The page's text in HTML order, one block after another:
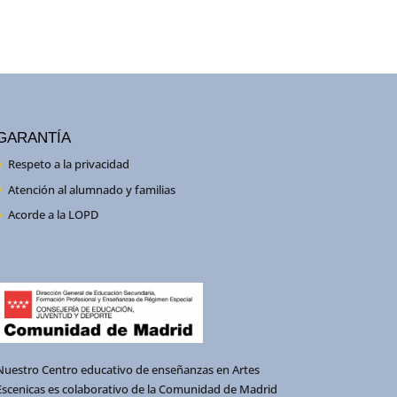
Respeto a la privacidad
Atención al alumnado y familias
Acorde a la LOPD
Centro educativo de enseñanzas en Artes
es colaborativo de la Comunidad de Madrid